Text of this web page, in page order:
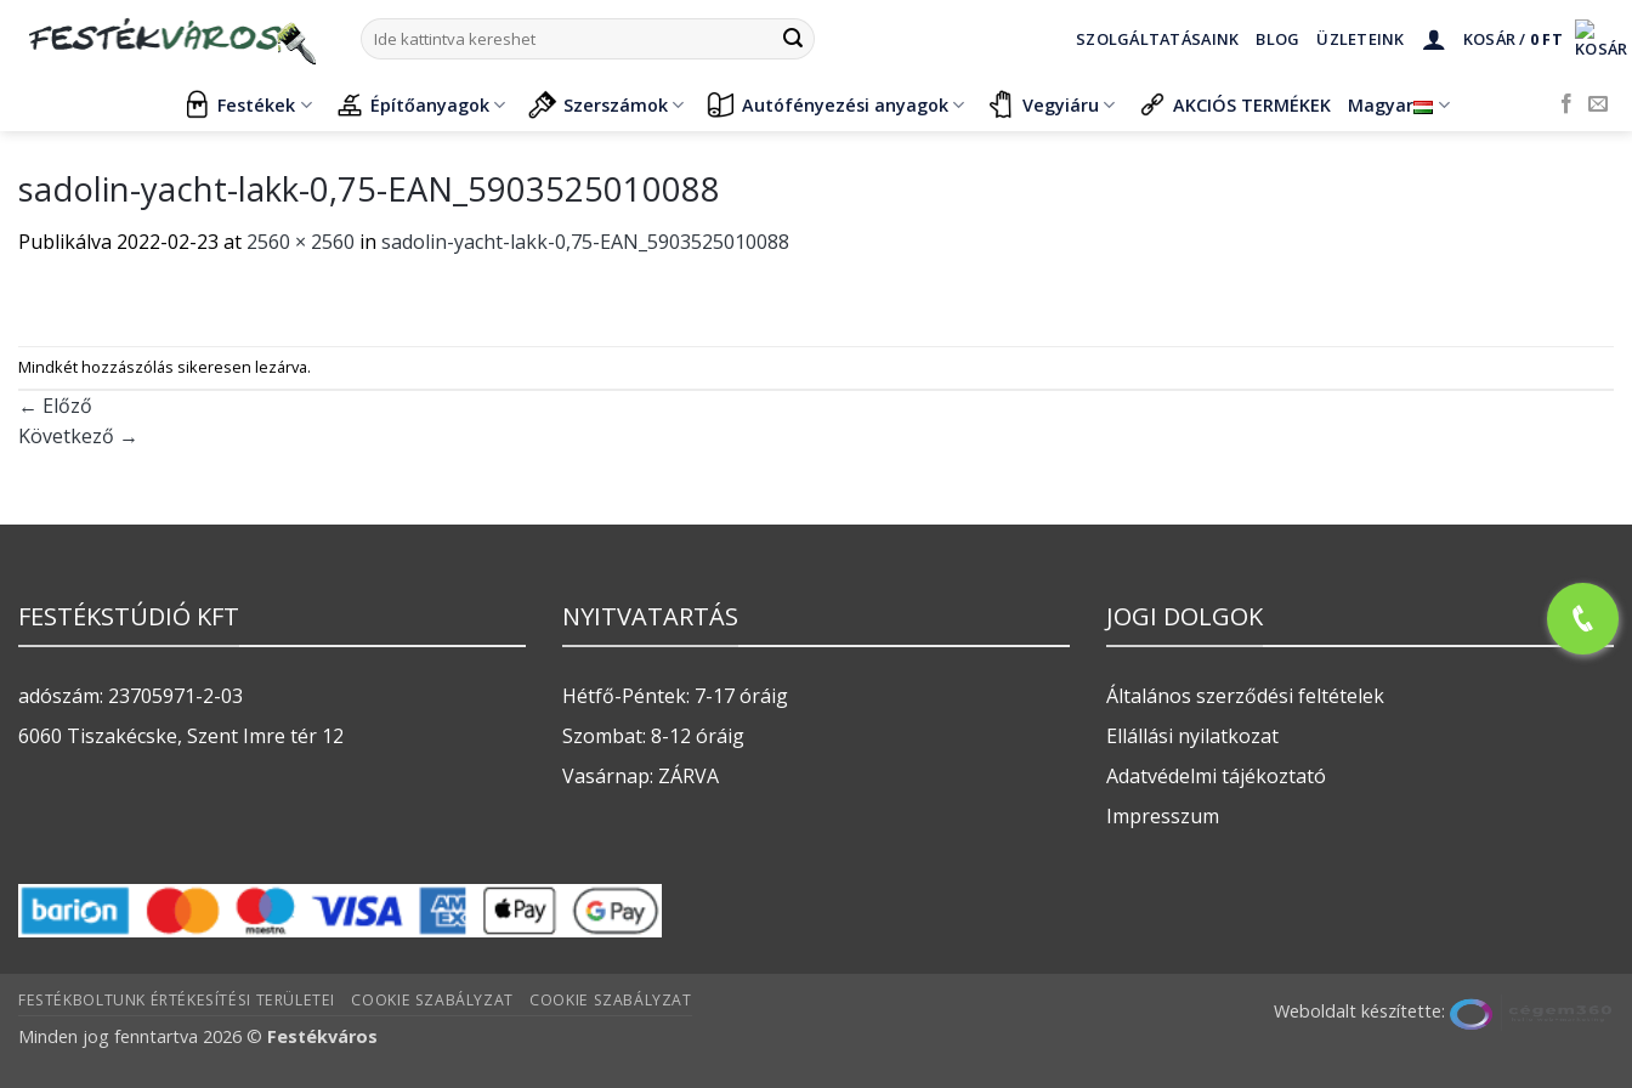
Keresés
a
SZOLGÁLTATÁSAINK BLOG ÜZLETEINK KOSÁR / 0 FT
Festékek Építőanyagok Szerszámok Autófényezési anyagok Vegyiáru AKCIÓS TERMÉKEK Magyar
sadolin-yacht-lakk-0,75-EAN_5903525010088
Publikálva 2022-02-23 at 2560 × 2560 in sadolin-yacht-lakk-0,75-EAN_5903525010088
Mindkét hozzászólás sikeresen lezárva.
← Előző
Következő →
FESTÉKSTÚDIÓ KFT
adószám: 23705971-2-03
6060 Tiszakécske, Szent Imre tér 12
NYITVATARTÁS
Hétfő-Péntek: 7-17 óráig
Szombat: 8-12 óráig
Vasárnap: ZÁRVA
JOGI DOLGOK
Általános szerződési feltételek
Ellállási nyilatkozat
Adatvédelmi tájékoztató
Impresszum
Weboldalt készítette:
FESTÉKBOLTUNK ÉRTÉKESÍTÉSI TERÜLETEI COOKIE SZABÁLYZAT COOKIE SZABÁLYZAT
Minden jog fenntartva 2026 © Festékváros